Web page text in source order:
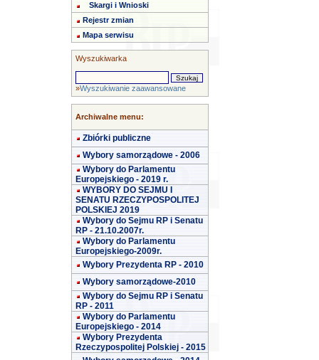
Skargi i Wnioski
Rejestr zmian
Mapa serwisu
Wyszukiwarka
»Wyszukiwanie zaawansowane
Archiwalne menu:
Zbiórki publiczne
Wybory samorządowe - 2006
Wybory do Parlamentu
Europejskiego - 2019 r.
WYBORY DO SEJMU I
SENATU RZECZYPOSPOLITEJ
POLSKIEJ 2019
Wybory do Sejmu RP i Senatu
RP - 21.10.2007r.
Wybory do Parlamentu
Europejskiego-2009r.
Wybory Prezydenta RP - 2010
Wybory samorządowe-2010
Wybory do Sejmu RP i Senatu
RP - 2011
Wybory do Parlamentu
Europejskiego - 2014
Wybory Prezydenta
Rzeczypospolitej Polskiej - 2015